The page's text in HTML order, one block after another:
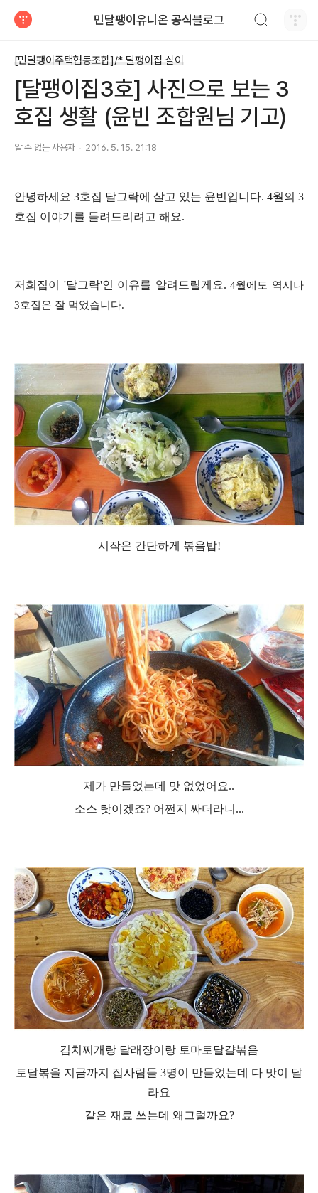
민달팽이유니온 공식블로그
[민달팽이주택협동조합]/* 달팽이집 살이
[달팽이집3호] 사진으로 보는 3
호집 생활 (윤빈 조합원님 기고)
알 수 없는 사용자 2016. 5. 15. 21:18
안녕하세요 3호집 달그락에 살고 있는 윤빈입니다. 4월의 3
호집 이야기를 들려드리려고 해요.
저희집이 '달그락'인 이유를 알려드릴게요.4월에도 역시나
3호집은 잘 먹었습니다.
시작은 간단하게 볶음밥!
제가 만들었는데 맛 없었어요..
소스 탓이겠죠? 어쩐지 싸더라니...
김치찌개랑 달래장이랑 토마토달걀볶음
토달볶을 지금까지 집사람들 3명이 만들었는데 다 맛이 달
라요
같은 재료 쓰는데 왜그럴까요?